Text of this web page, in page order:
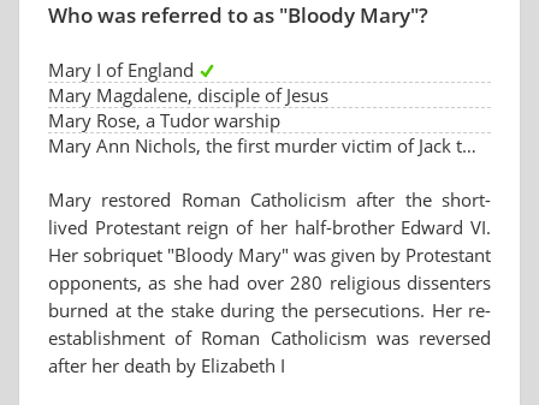
Who was referred to as "Bloody Mary"?
Mary I of England
Mary Magdalene, disciple of Jesus
Mary Rose, a Tudor warship
Mary Ann Nichols, the first murder victim of Jack the Ripper
Mary restored Roman Catholicism after the short-
lived Protestant reign of her half-brother Edward VI.
Her sobriquet "Bloody Mary" was given by Protestant
opponents, as she had over 280 religious dissenters
burned at the stake during the persecutions. Her re-
establishment of Roman Catholicism was reversed
after her death by Elizabeth I